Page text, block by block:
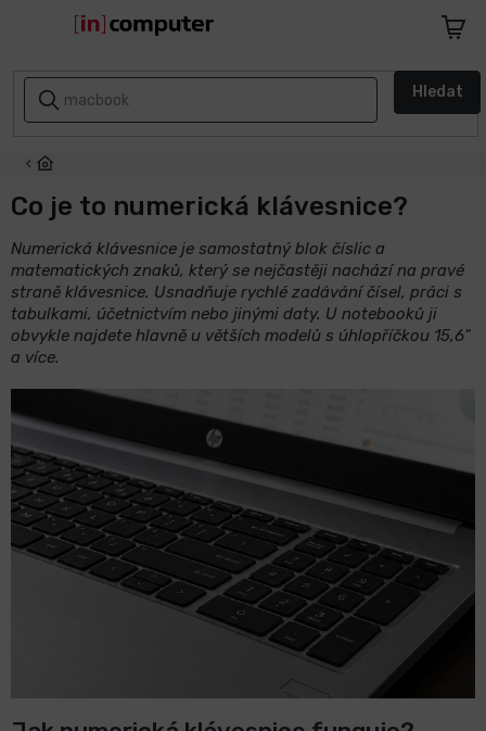
Hledat
AKCE
SLEVY
DO
ŠKOLY
Notebooky
Počítače
Telefony
tablety
Apple
LCD
monitory
Co je to numerická klávesnice?
Numerická klávesnice je samostatný blok číslic a
matematických znaků, který se nejčastěji nachází na pravé
straně klávesnice. Usnadňuje rychlé zadávání čísel, práci s
tabulkami, účetnictvím nebo jinými daty. U notebooků ji
obvykle najdete hlavně u větších modelů s úhlopříčkou 15,6"
a více.